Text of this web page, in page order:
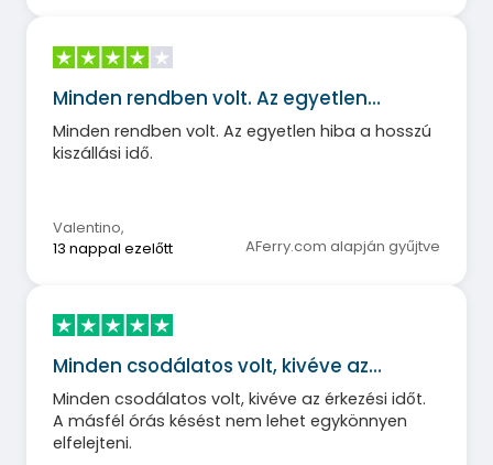
Minden rendben volt. Az egyetlen…
Minden rendben volt. Az egyetlen hiba a hosszú
kiszállási idő.
Valentino,
13 nappal ezelőtt
AFerry.com alapján gyűjtve
Minden csodálatos volt, kivéve az…
Minden csodálatos volt, kivéve az érkezési időt.
A másfél órás késést nem lehet egykönnyen
elfelejteni.